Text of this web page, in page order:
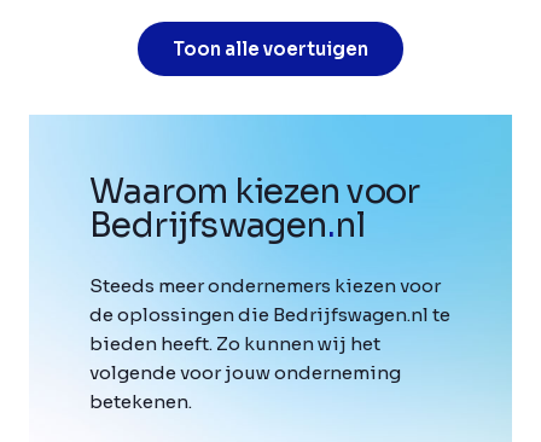
Toon alle voertuigen
Waarom kiezen voor
Bedrijfswagen.nl
Steeds meer ondernemers kiezen voor
de oplossingen die Bedrijfswagen.nl te
bieden heeft. Zo kunnen wij het
volgende voor jouw onderneming
betekenen.